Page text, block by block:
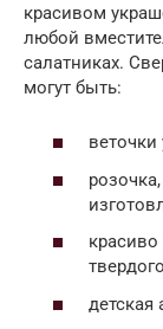
красивом
любой
салатниках.
могут быть:
веточки
детская